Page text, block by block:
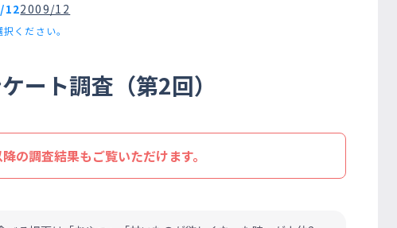
122009/12
ください。
ート調査（第2回）
の調査結果もご覧いただけます。